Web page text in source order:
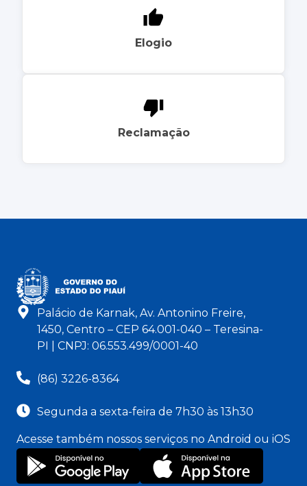
Elogio
Reclamação
Palácio de Karnak, Av. Antonino Freire,
1450, Centro – CEP 64.001-040 – Teresina-
PI | CNPJ: 06.553.499/0001-40
(86) 3226-8364
Segunda a sexta-feira de 7h30 às 13h30
Acesse também nossos serviços no Android ou iOS